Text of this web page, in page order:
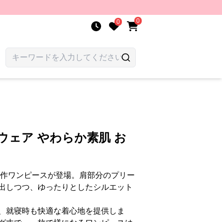
0 0
ェア やわらか素肌 お
ワンピースが登場。肩部分のプリー
しつつ、ゆったりとしたシルエット
就寝時も快適な着心地を提供しま